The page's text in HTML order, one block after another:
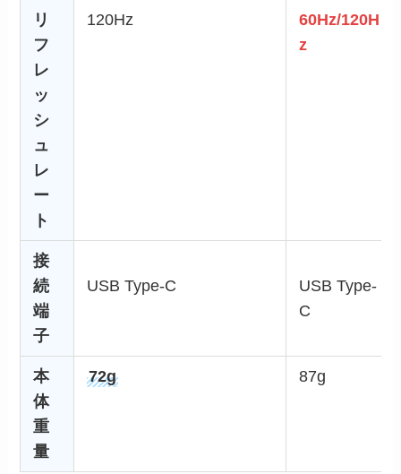
リ
フ
レ
ッ
シ
ュ
レ
ー
ト
120Hz
60Hz/120H
z
接
続
端
子
USB Type-C
USB Type-
C
本
体
重
量
72g 87g